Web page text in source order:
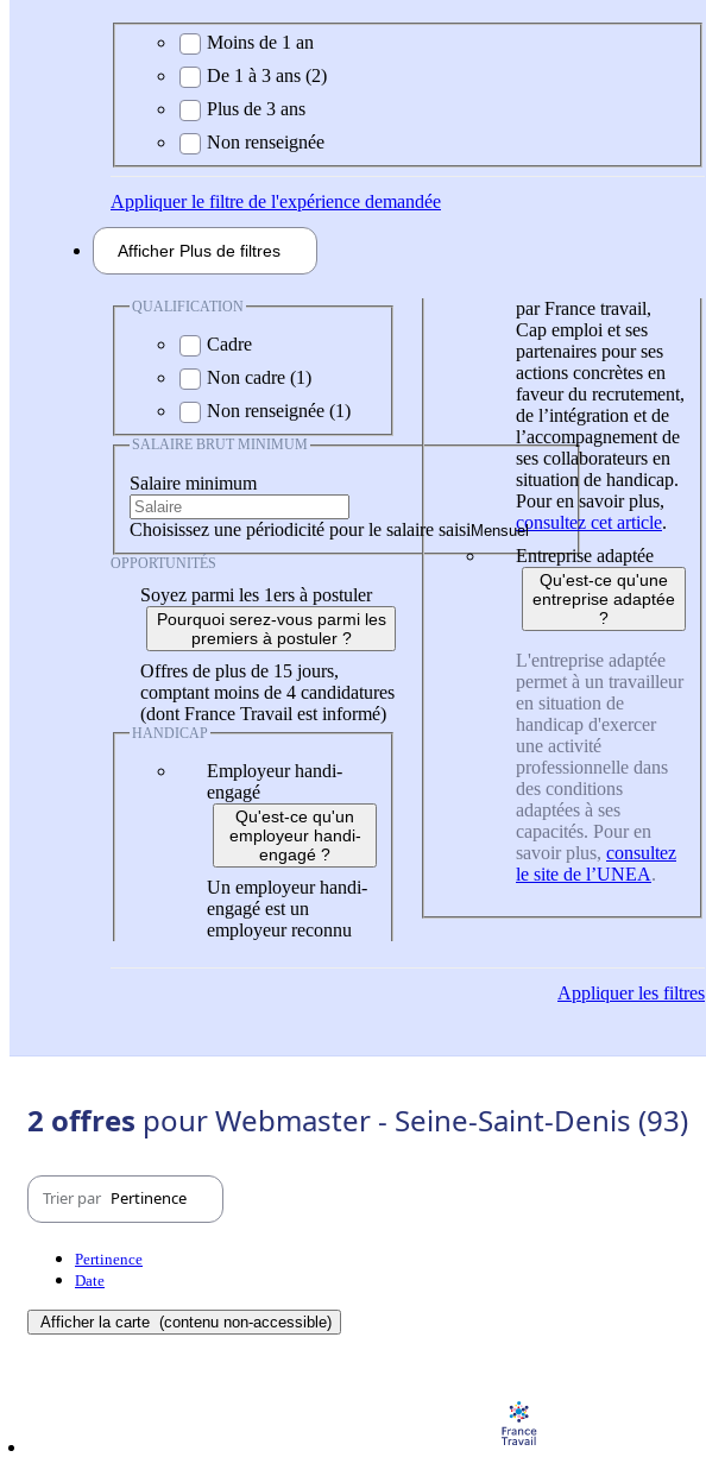
Expérience demandée
Moins de 1 an
De 1 à 3 ans (2)
Plus de 3 ans
Non renseignée
Appliquerle filtre de l'expérience demandée
Afficher Plus de filtres
QUALIFICATION
Cadre
Non cadre (1)
Non renseignée (1)
SALAIRE BRUT MINIMUM
Salaire minimum
Choisissez une périodicité pour le salaire saisi
OPPORTUNITÉS
Soyez parmi les 1ers à postuler
Pourquoi serez-vous parmi les
premiers à postuler ?
Offres de plus de 15 jours,
comptant moins de 4 candidatures
(dont France Travail est informé)
HANDICAP
Employeur handi-
engagé
Qu'est-ce qu'un
employeur handi-
engagé ?
Un employeur handi-
engagé est un
employeur reconnu
par France travail,
Cap emploi et ses
partenaires pour ses
actions concrètes en
faveur du recrutement,
de l’intégration et de
l’accompagnement de
ses collaborateurs en
situation de handicap.
Pour en savoir plus,
consultez cet article.
Entreprise adaptée
Qu'est-ce qu'une
entreprise adaptée
?
L'entreprise adaptée
permet à un travailleur
en situation de
handicap d'exercer
une activité
professionnelle dans
des conditions
adaptées à ses
capacités. Pour en
savoir plus, consultez
le site de l’UNEA.
Appliquerles filtres
2 offres pour Webmaster - Seine-Saint-Denis (93)
Trier par Pertinence
Pertinence
Date
Afficher la carte (contenu non-accessible)